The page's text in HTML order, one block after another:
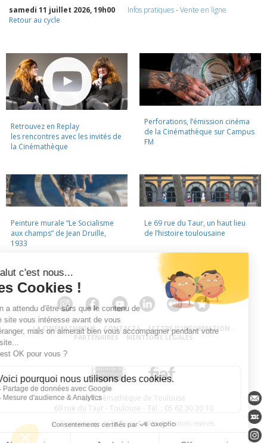
samedi 11 juillet 2026, 19h00
Infos pratiques-Vente en ligne
Retour au cycle
Retrouvez en Replay
les rencontres avec les invités de
la Cinémathèque
Perforations, l’émission cinéma
de la Cinémathèque sur Campus
FM
Peinture murale “Le Socialisme
aux champs” de Jean Druille,
1933
Le 69 rue du Taur, un haut lieu
de l’histoire toulousaine
LA CINÉMATHÈQUE · CONTACTS · LETTRE D'INFORMATION ·
PARTENAIRES · MENTIONS LÉGALES
La Cinémathèque de Toulouse
69 rue du Taur - Toulouse - Tél. : 05 62 30 30 10
La Cinémathèque de Toulouse © 2015. Tous droits réservés.